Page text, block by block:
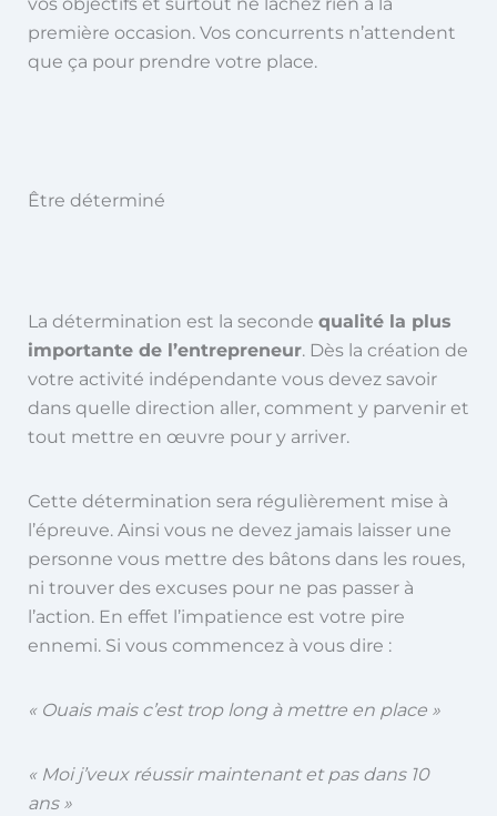
vos objectifs et surtout ne lâchez rien à la
première occasion. Vos concurrents n’attendent
que ça pour prendre votre place.
Être déterminé
La détermination est la seconde qualité la plus
importante de l’entrepreneur. Dès la création de
votre activité indépendante vous devez savoir
dans quelle direction aller, comment y parvenir et
tout mettre en œuvre pour y arriver.
Cette détermination sera régulièrement mise à
l’épreuve. Ainsi vous ne devez jamais laisser une
personne vous mettre des bâtons dans les roues,
ni trouver des excuses pour ne pas passer à
l’action. En effet l’impatience est votre pire
ennemi. Si vous commencez à vous dire :
« Ouais mais c’est trop long à mettre en place »
« Moi j’veux réussir maintenant et pas dans 10
ans »